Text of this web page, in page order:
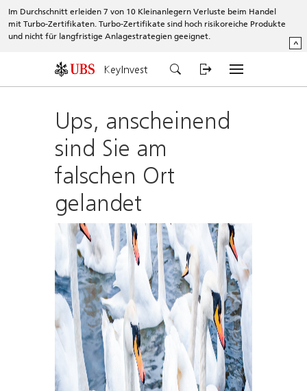
Im Durchschnitt erleiden 7 von 10 Kleinanlegern Verluste beim Handel
mit Turbo-Zertifikaten. Turbo-Zertifikate sind hoch risikoreiche Produkte
und nicht für langfristige Anlagestrategien geeignet.
^
KeyInvest
Ups, anscheinend
sind Sie am
falschen Ort
gelandet